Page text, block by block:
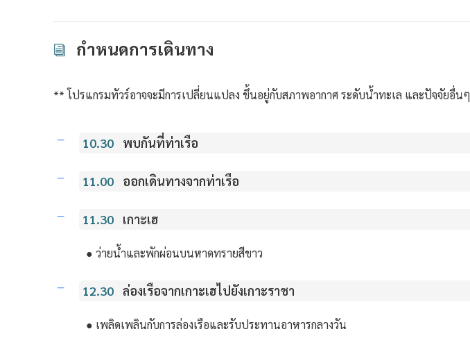
กำหนดการเดินทาง
** โปรแกรมทัวร์อาจจะมีการเปลี่ยนแปลง ขึ้นอยู่กับสภาพอากาศ ระดับน้ำทะเล และปัจจัยอื่นๆ
10.30 พบกันที่ท่าเรือ
11.00 ออกเดินทางจากท่าเรือ
11.30 เกาะเฮ
● ว่ายน้ำและพักผ่อนบนหาดทรายสีขาว
12.30 ล่องเรือจากเกาะเฮไปยังเกาะราชา
● เพลิดเพลินกับการล่องเรือและรับประทานอาหารกลางวัน